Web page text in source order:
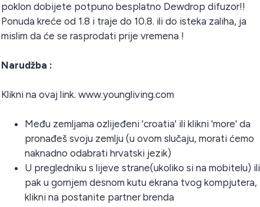
poklon dobijete potpuno besplatno Dewdrop difuzor!!
Ponuda kreće od 1.8 i traje do 10.8. ili do isteka zaliha, ja
mislim da će se rasprodati prije vremena !
Narudžba :
Klikni na ovaj link. www.youngliving.com
Među zemljama ozlijeđeni 'croatia' ili klikni 'more' da
pronađeš svoju zemlju (u ovom slučaju, morati ćemo
naknadno odabrati hrvatski jezik)
U pregledniku s lijeve strane(ukoliko si na mobitelu) ili
pak u gornjem desnom kutu ekrana tvog kompjutera,
klikni na postanite partner brenda